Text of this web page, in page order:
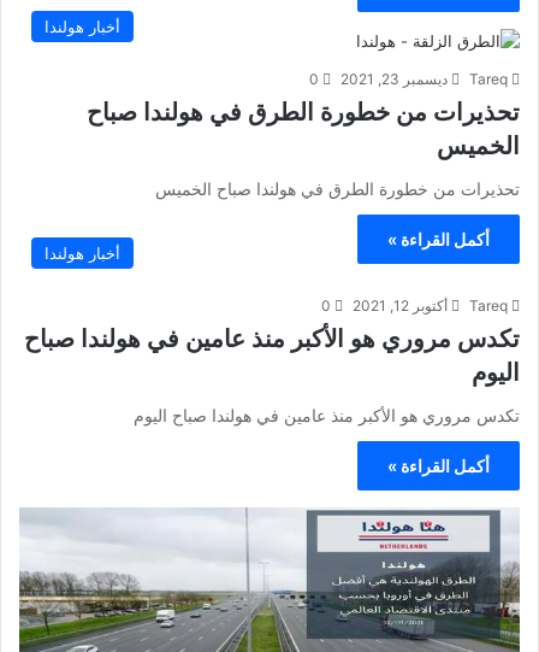
أخبار هولندا
Tareq ديسمبر 23, 2021 0
تحذيرات من خطورة الطرق في هولندا صباح
الخميس
تحذيرات من خطورة الطرق في هولندا صباح الخميس
أكمل القراءة »
أخبار هولندا
Tareq أكتوبر 12, 2021 0
تكدس مروري هو الأكبر منذ عامين في هولندا صباح
اليوم
تكدس مروري هو الأكبر منذ عامين في هولندا صباح اليوم
أكمل القراءة »